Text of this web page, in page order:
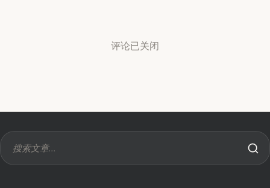
评论已关闭